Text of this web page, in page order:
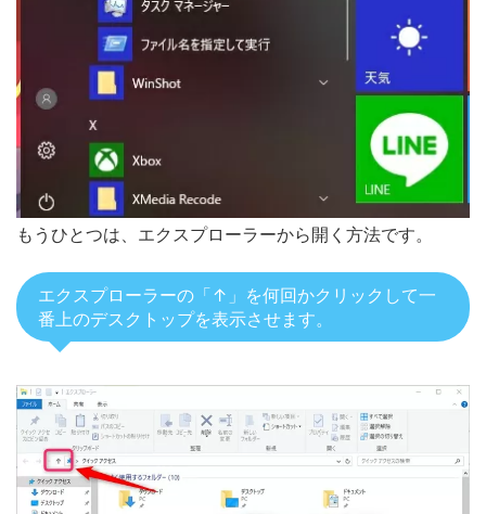
もうひとつは、エクスプローラーから開く方法です。
エクスプローラーの「↑」を何回かクリックして一
番上のデスクトップを表示させます。